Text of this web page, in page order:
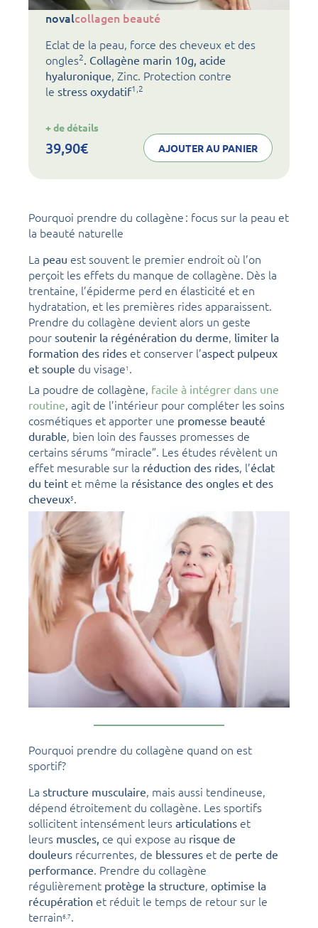
novalcollagen beauté
Eclat de la peau, force des cheveux et des
ongles2. Collagène marin 10g, acide
hyaluronique, Zinc. Protection contre
le stress oxydatif1,2
+ de détails
collagen
39,90€ AJOUTER AU PANIER
Pourquoi prendre du collagène : focus sur la peau et
la beauté naturelle
La peau est souvent le premier endroit où l’on
perçoit les effets du manque de collagène. Dès la
trentaine, l’épiderme perd en élasticité et en
hydratation, et les premières rides apparaissent.
Prendre du collagène devient alors un geste
pour soutenir la régénération du derme, limiter la
formation des rides et conserver l’aspect pulpeux
et souple du visage1 .
La poudre de collagène, facile à intégrer dans une
routine, agit de l’intérieur pour compléter les soins
cosmétiques et apporter une promesse beauté
durable, bien loin des fausses promesses de
certains sérums “miracle”. Les études révèlent un
effet mesurable sur la réduction des rides, l’éclat
du teint et même la résistance des ongles et des
cheveux5.
Pourquoi prendre du collagène quand on est
sportif?
La structure musculaire, mais aussi tendineuse,
dépend étroitement du collagène. Les sportifs
sollicitent intensément leurs articulations et
leurs muscles, ce qui expose au risque de
douleurs récurrentes, de blessures et de perte de
performance. Prendre du collagène
régulièrement protège la structure, optimise la
récupération et réduit le temps de retour sur le
terrain6,7.